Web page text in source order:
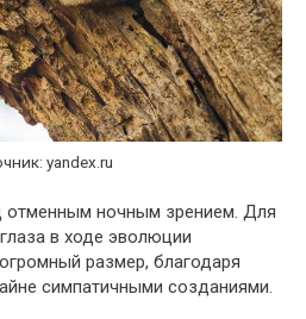
yandex.ru
отменным ночным зрением. Для
в ходе эволюции
размер, благодаря
симпатичными созданиями.